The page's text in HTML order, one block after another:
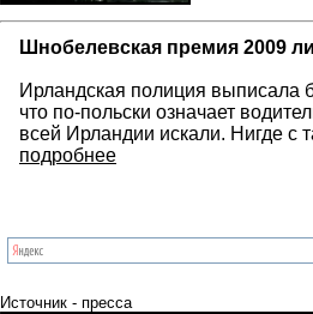
Шнобелевская премия 2009
Ирландская полиция выписала
что по-польски означает
всей Ирландии искали. Нигде с
подробнее
Источник - пресса